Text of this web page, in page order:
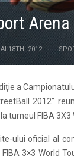
18TH, 2012
a
2012”
turneul FIBA
ului oficial al
3×3 World